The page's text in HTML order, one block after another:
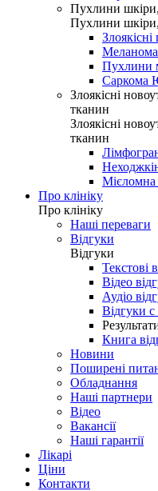
Пухлини шкіри,
Пухлини шкіри,
Меланома
Пухлини
Саркома
Злоякісні
тканин
Злоякісні
тканин
Мієломна
Про клініку
Про клініку
Наші переваги
Відгуки
Відгуки
Текстові
Відео
Аудіо
Відгуки
Книга
Новини
Поширені
Обладнання
Наші партнери
Відео
Вакансії
Наші гарантії
Лікарі
Ціни
Контакти